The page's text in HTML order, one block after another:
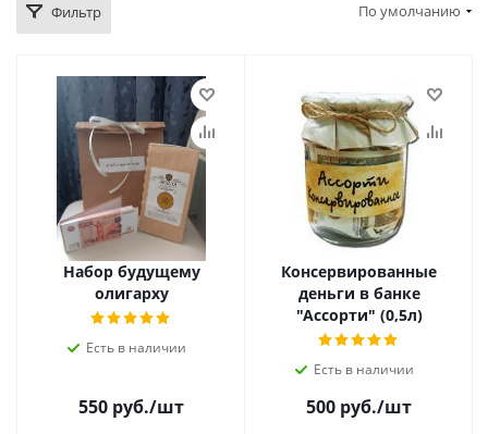
Фильтр По умолчанию
Набор будущему
олигарху
Есть в наличии
550 руб./шт
Консервированные
деньги в банке
"Ассорти" (0,5л)
Есть в наличии
500 руб./шт